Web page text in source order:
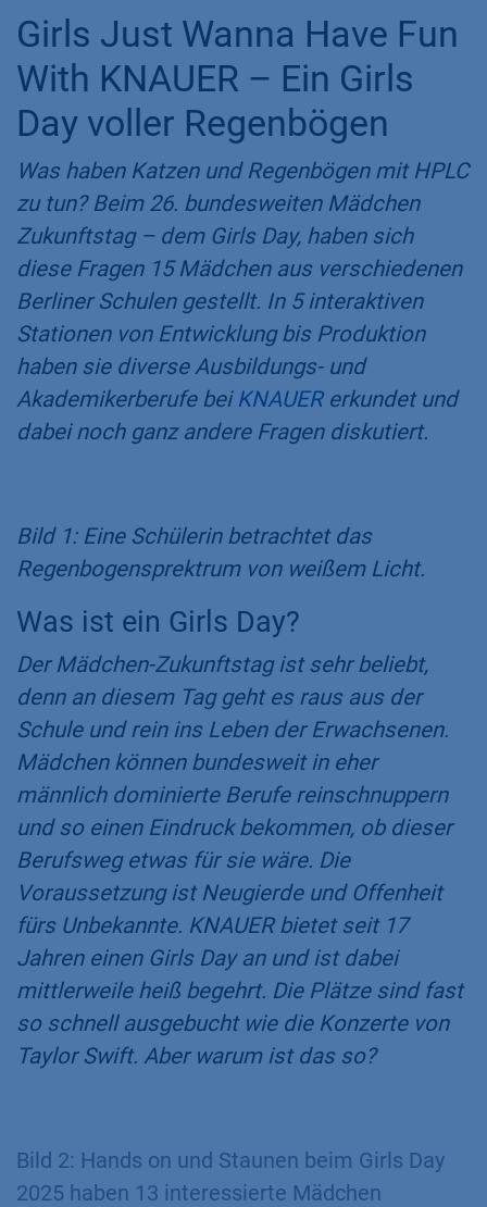
Girls Just Wanna Have Fun
With KNAUER – Ein Girls
Day voller Regenbögen
Was haben Katzen und Regenbögen mit HPLC
zu tun? Beim 26. bundesweiten Mädchen
Zukunftstag – dem Girls Day, haben sich
diese Fragen 15 Mädchen aus verschiedenen
Berliner Schulen gestellt. In 5 interaktiven
Stationen von Entwicklung bis Produktion
haben sie diverse Ausbildungs- und
Akademikerberufe bei KNAUERerkundet und
dabei noch ganz andere Fragen diskutiert.
Bild 1: Eine Schülerin betrachtet das
Regenbogensprektrum von weißem Licht.
Was ist ein Girls Day?​
Der Mädchen-Zukunftstag ist sehr beliebt,
denn an diesem Tag geht es raus aus der
Schule und rein ins Leben der Erwachsenen.
Mädchen können bundesweit in eher
männlich dominierte Berufe reinschnuppern
und so einen Eindruck bekommen, ob dieser
Berufsweg etwas für sie wäre. Die
Voraussetzung ist Neugierde und Offenheit
fürs Unbekannte. KNAUER bietet seit 17
Jahren einen Girls Day an und ist dabei
mittlerweile heiß begehrt. Die Plätze sind fast
so schnell ausgebucht wie die Konzerte von
Taylor Swift. Aber warum ist das so?
Bild 2: Hands on und Staunen beim Girls Day
2025 haben 13 interessierte Mädchen